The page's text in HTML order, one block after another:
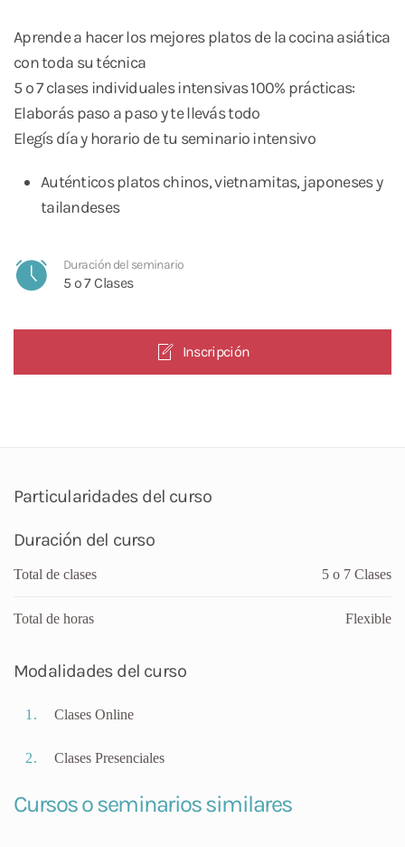
Aprende a hacer los mejores platos de la cocina asiática
con toda su técnica
5 o 7 clases individuales intensivas 100% prácticas:
Elaborás paso a paso y te llevás todo
Elegís día y horario de tu seminario intensivo
Auténticos platos chinos, vietnamitas, japoneses y
tailandeses
Duración del seminario
5 o 7 Clases
Inscripción
Particularidades del curso
Duración del curso
Total de clases 5 o 7 Clases
Total de horas Flexible
Modalidades del curso
Clases Online
Clases Presenciales
Cursos o seminarios similares